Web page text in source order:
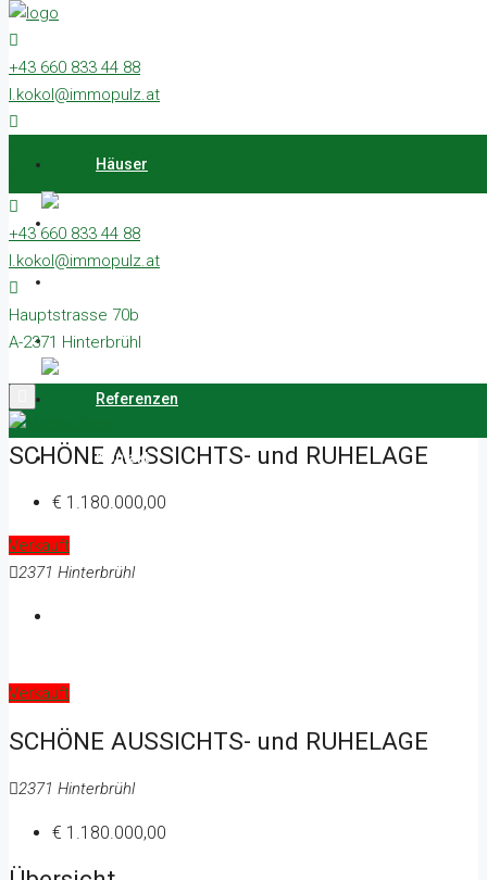
Referenzen
Kontakt
+43 660 833 44 88
l.kokol@immopulz.at
A-2371 Hinterbrühl
Häuser
Gewerbe
Referenzen
Kontakt
+43 660 833 44 88
l.kokol@immopulz.at
Hauptstrasse 70b
A-2371 Hinterbrühl
Home
Haus
SCHÖNE AUSSICHTS- und RUHELAGE
SCHÖNE AUSSICHTS- und RUHELAGE
€ 1.180.000,00
Verkauft
2371 Hinterbrühl
Verkauft
SCHÖNE AUSSICHTS- und RUHELAGE
2371 Hinterbrühl
€ 1.180.000,00